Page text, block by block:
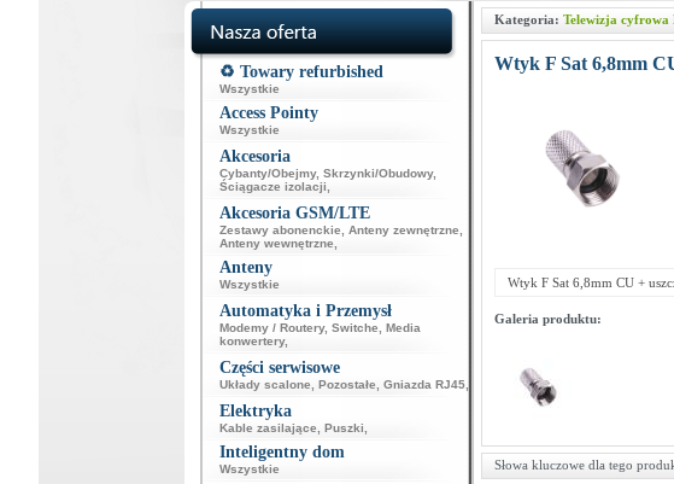
♻️ Towary refurbished
Wszystkie
Access Pointy
Wszystkie
Akcesoria
Cybanty/Obejmy, Skrzynki/Obudowy,
Ściągacze izolacji
Akcesoria GSM/LTE
Zestawy abonenckie Anteny zewnętrzne
Anteny wewnętrzne
Anteny
Wszystkie
Automatyka i Przemysł
Modemy / Routery, Switche
Media
konwertery,
Części serwisowe
Układy scalone Pozostałe Gniazda RJ45,
Elektryka
Kable zasilające Puszki
Inteligentny dom
Wszystkie
Kategoria: Telewizja cyfrowa
Wtyk F Sat 6,8mm
Wtyk F Sat 6,8mm CU +
Galeria produktu:
Słowa kluczowe dla tego